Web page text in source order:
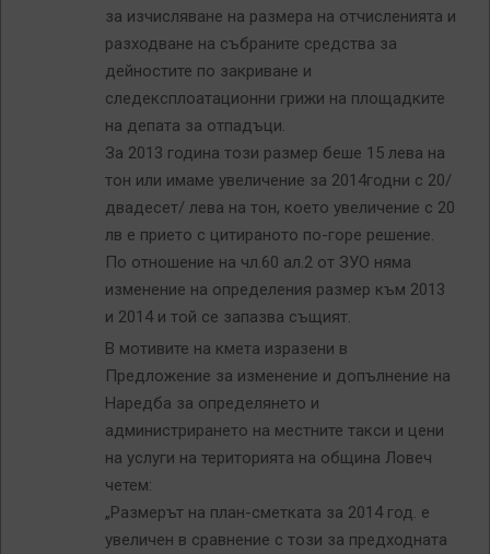
за изчисляване на размера на отчисленията и
разходване на събраните средства за
дейностите по закриване и
следексплоатационни грижи на площадките
на депата за отпадъци.
За 2013 година този размер беше 15 лева на
тон или имаме увеличение за 2014годни с 20/
двадесет/ лева на тон, което увеличение с 20
лв е прието с цитираното по-горе решение.
По отношение на чл.60 ал.2 от ЗУО няма
изменение на определения размер към 2013
и 2014 и той се запазва същият.
В мотивите на кмета изразени в
Предложение за изменение и допълнение на
Наредба за определянето и
администрирането на местните такси и цени
на услуги на територията на община Ловеч
четем:
„Размерът на план-сметката за 2014 год. е
увеличен в сравнение с този за предходната